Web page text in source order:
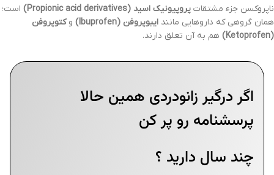
ناپروکسن جزء مشتقات پروپیونیک اسید (Propionic acid derivatives)
است؛
همان گروهی که داروهایی مانند ایبوپروفن (Ibuprofen) وکتوپروفن
(Ketoprofen)
هم به آن تعلق دارند.